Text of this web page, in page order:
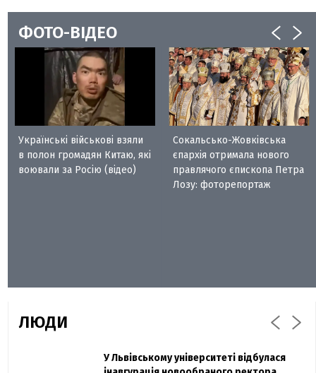
ФОТО-ВІДЕО
Українські військові взяли
в полон громадян Китаю, які
воювали за Росію (відео)
Сокальсько-Жовківська
єпархія отримала нового
правлячого єпископа Петра
Лозу: фоторепортаж
ЛЮДИ
Павло Дак
Захисник "Азовсталі" Діанов вдруге
У Львівському університеті відбулася